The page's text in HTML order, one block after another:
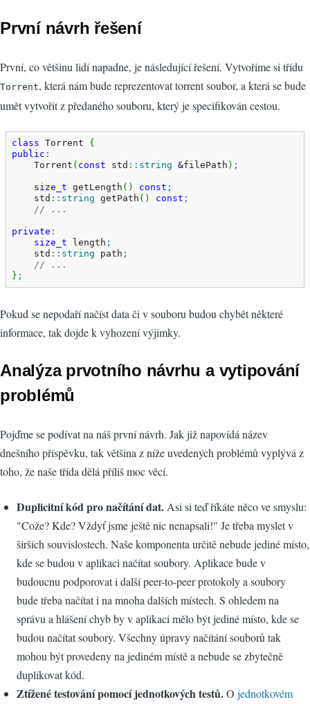
První návrh řešení
První, co většinu lidí napadne, je následující řešení. Vytvoříme si třídu
Torrent, která nám bude reprezentovat torrent soubor, a která se bude
umět vytvořit z předaného souboru, který je specifikován cestou.
class Torrent {
public :
    Torrent
( const std :: string &filePath ) ;
size_t getLength ( ) const ;
    std
:: string getPath ( ) const ;
// ...
private :
size_t length ;
    std
:: string path ;
// ...
} ;
Pokud se nepodaří načíst data či v souboru budou chybět některé
informace, tak dojde k vyhození výjimky.
Analýza prvotního návrhu a vytipování
problémů
Pojďme se podívat na náš první návrh. Jak již napovídá název
dnešního příspěvku, tak většina z níže uvedených problémů vyplývá z
toho, že naše třída dělá příliš moc věcí.
Duplicitní kód pro načítání dat. Asi si teď říkáte něco ve smyslu:
"Cože? Kde? Vždyť jsme ještě nic nenapsali!" Je třeba myslet v
širších souvislostech. Naše komponenta určitě nebude jediné místo,
kde se budou v aplikaci načítat soubory. Aplikace bude v
budoucnu podporovat i další peer-to-peer protokoly a soubory
bude třeba načítat i na mnoha dalších místech. S ohledem na
správu a hlášení chyb by v aplikaci mělo být jediné místo, kde se
budou načítat soubory. Všechny úpravy načítání souborů tak
mohou být provedeny na jediném místě a nebude se zbytečně
duplikovat kód.
Ztížené testování pomocí jednotkových testů.O jednotkovém